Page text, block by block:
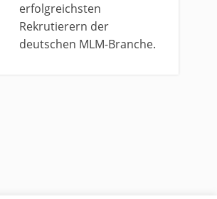
erfolgreichsten
Rekrutierern der
deutschen MLM-Branche.